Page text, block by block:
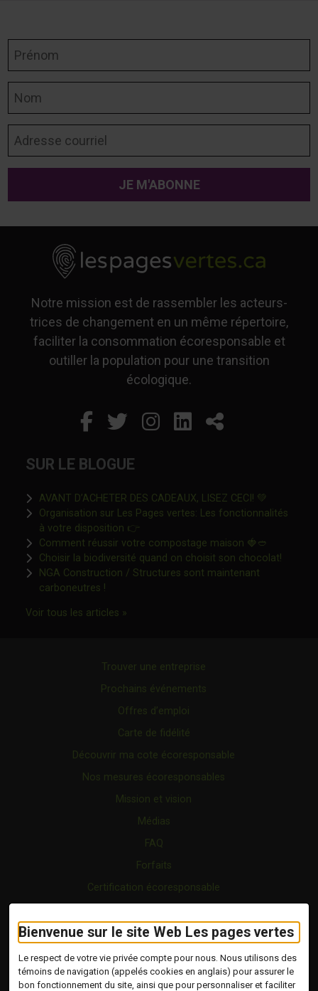
Bienvenue sur le site Web Les pages vertes
Le respect de votre vie privée compte pour nous. Nous utilisons des
témoins de navigation (appelés cookies en anglais) pour assurer le
bon fonctionnement du site, ainsi que pour personnaliser et faciliter
Notre mission est de rassembler les acteurs-
trices de changement en un même répertoire,
faciliter la consommation écoresponsable et
outiller la population pour une transition
écologique.
Facebook
Ce lien s'ouvrira dans
Twitter
Ce lien s'ouvrira
Instagram
Ce lien s'ouvrira
LinkedIn
Ce lien
Partager
SUR LE BLOGUE
AVANT D’ACHETER DES CADEAUX, LISEZ CECI! 💚
Organisation sur Les Pages vertes: Les fonctionnalités
à votre disposition 👉Ce lien s'ouvrira dans une nouvelle
Comment réussir votre compostage maison 🍓🥙
Choisir la biodiversité quand on choisit son chocolat!Ce lien
NGA Construction / Structures sont maintenant
carboneutres !Ce lien s'ouvrira dans une nouvelle fenêtre"
Voir tous les articles »Ce lien s'ouvrira dans une nouvelle
Trouver une entreprise
Prochains événements
Offres d’emploi
Carte de fidélité
Découvrir ma cote écoresponsable
Nos mesures écoresponsables
Mission et vision
Médias
FAQ
Forfaits
Certification écoresponsable
Vidéo
Blogue
Copyright © 2026 Tous droits réservés.